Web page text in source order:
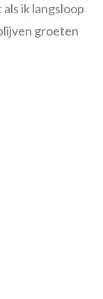
ik langsloop
groeten